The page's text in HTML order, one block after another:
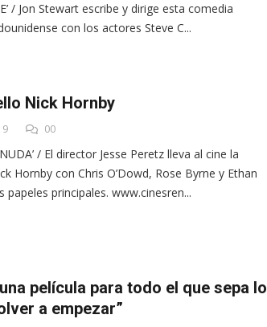
/ Jon Stewart escribe y dirige esta comedia
con los actores Steve C...
Nick Hornby
00
/ El director Jesse Peretz lleva al cine la
Hornby con Chris O’Dowd, Rose Byrne y Ethan
papeles principales. www.cinesren...
película para todo el que sepa lo
a empezar”